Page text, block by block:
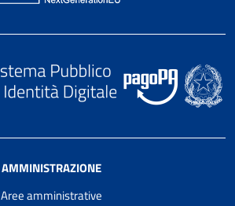
AMMINISTRAZIONE
Aree amministrative